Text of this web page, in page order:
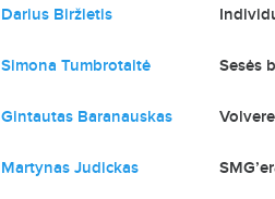
Darius Biržietis
Simona Tumbrotaitė Sesės
Gintautas Baranauskas
Martynas Judickas